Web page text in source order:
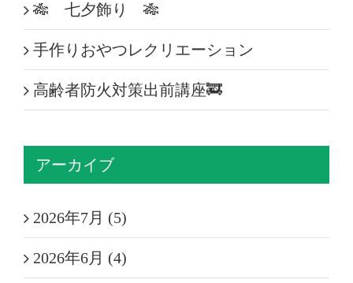
🎋 七夕飾り 🎋
手作りおやつレクリエーション
高齢者防火対策出前講座🚒
アーカイブ
2026年7月 (5)
2026年6月 (4)